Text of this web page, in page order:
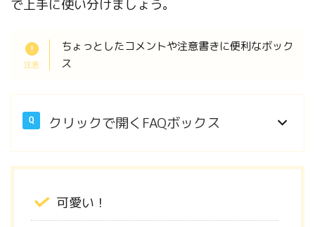
で上手に使い分けましょう。
ちょっとしたコメントや注意書きに便利なボック
ス
クリックで開くFAQボックス
可愛い！